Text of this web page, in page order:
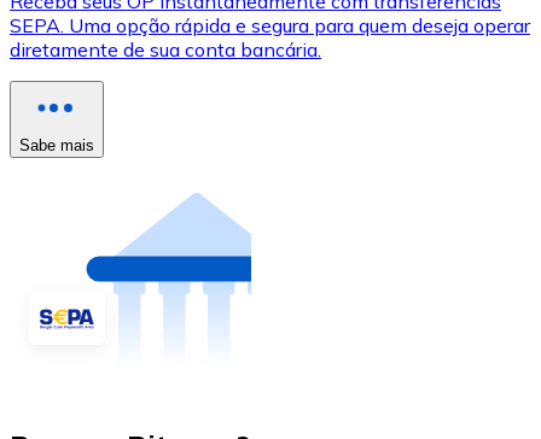
SEPA. Uma opção rápida e segura para quem deseja operar
diretamente de sua conta bancária.
Sabe mais